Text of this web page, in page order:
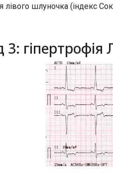
лівого шлуночка (індекс
гіпертрофія